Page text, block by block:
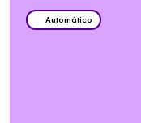
Automático